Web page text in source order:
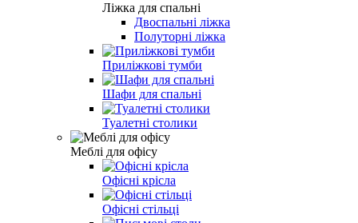
Ліжка для спальні
Двоспальні ліжка
Полуторні ліжка
Приліжкові тумби
Шафи для спальні
Туалетні столики
Меблі для офісу
Офісні крісла
Офісні стільці